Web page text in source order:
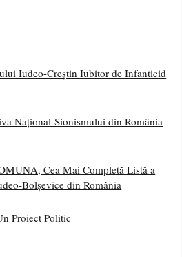
Iudeo-Creștin Iubitor de Infanticid
Național-Sionismului din România
Cea Mai Completă Listă a
Bolșevice din România
Proiect Politic